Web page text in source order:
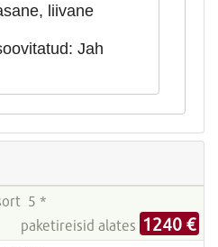
liivane
Jah
5 *
paketireisid alates 1240 €